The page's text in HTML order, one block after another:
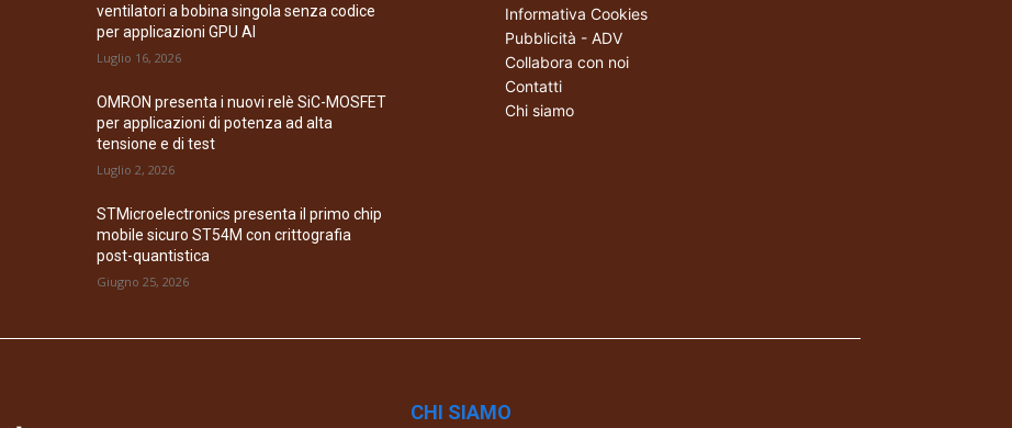
ventilatori a bobina singola senza codice
per applicazioni GPU AI
Luglio 16, 2026
OMRON presenta i nuovi relè SiC-MOSFET
per applicazioni di potenza ad alta
tensione e di test
Luglio 2, 2026
STMicroelectronics presenta il primo chip
mobile sicuro ST54M con crittografia
post-quantistica
Giugno 25, 2026
Informativa Cookies
Pubblicità - ADV
Collabora con noi
Contatti
Chi siamo
CHI SIAMO